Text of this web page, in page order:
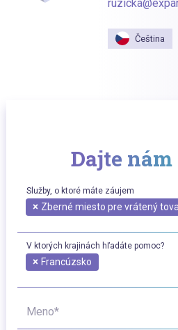
Čeština
Dajte
Služby, o ktoré máte záujem
× Zberné miesto pre vrátený
V ktorých krajinách hľadáte pomoc?
× Francúzsko
Meno*